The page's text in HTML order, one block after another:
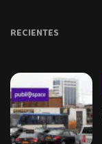
RECIENTES